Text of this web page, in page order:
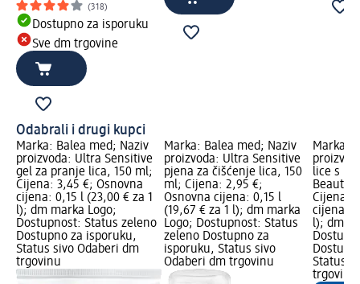
(318)
Dostupno za isporuku
Sve dm trgovine
Odabrali i drugi kupci
Marka: Balea med; Naziv
proizvoda: Ultra Sensitive
gel za pranje lica, 150 ml;
Cijena: 3,45 €; Osnovna
cijena: 0,15 l (23,00 € za 1
l); dm marka Logo;
Dostupnost: Status zeleno
Dostupno za isporuku,
Status sivo Odaberi dm
trgovinu
Marka: Balea med; Naziv
proizvoda: Ultra Sensitive
pjena za čišćenje lica, 150
ml; Cijena: 2,95 €;
Osnovna cijena: 0,15 l
(19,67 € za 1 l); dm marka
Logo; Dostupnost: Status
zeleno Dostupno za
isporuku, Status sivo
Odaberi dm trgovinu
Marka:
lice s
Beauty
Cijena:
cijena:
l); dm
Status
trgovinu